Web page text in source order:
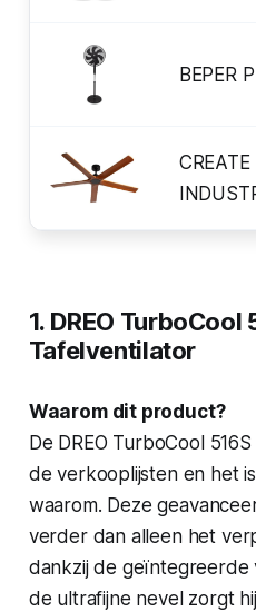
BEPER
1. DREO TurboCool
Tafelventilator
Waarom dit product?
De DREO TurboCool
de verkooplijsten en het
waarom. Deze
verder dan alleen het
dankzij de geïntegreerde
de ultrafijne nevel zorgt